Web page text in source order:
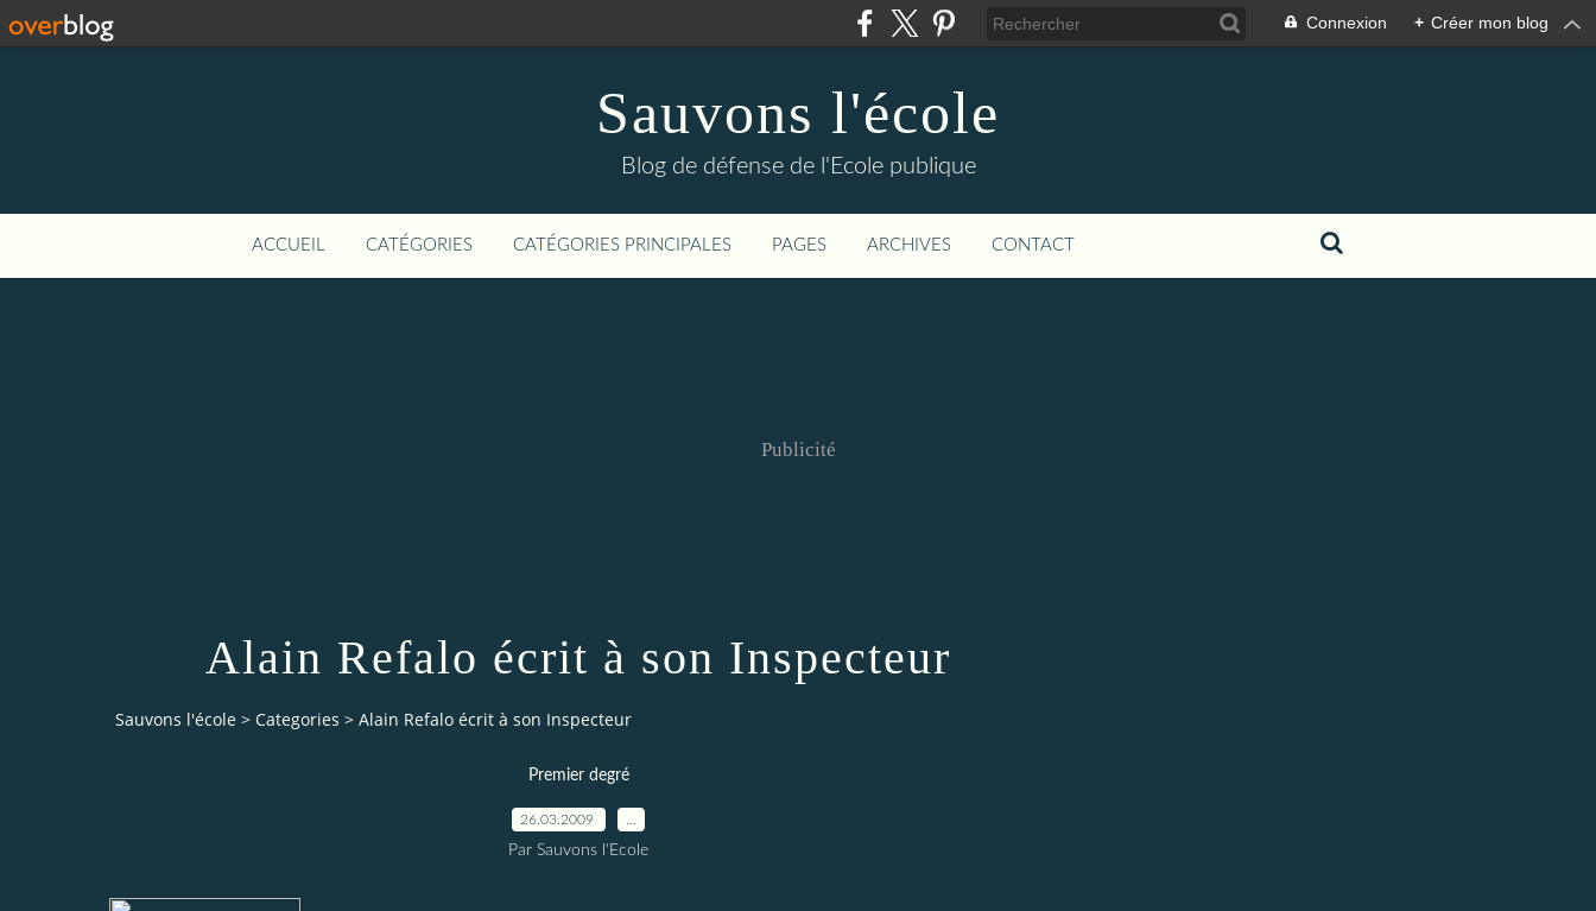
Connexion + Créer mon blog
Sauvons l'école
Blog de défense de l'Ecole publique
ACCUEIL CATÉGORIES CATÉGORIES PRINCIPALES PAGES ARCHIVES CONTACT
Publicité
Alain Refalo écrit à son Inspecteur
Sauvons l'école > Categories > Alain Refalo écrit à son Inspecteur
Premier degré
26.03.2009
Par Sauvons l'Ecole